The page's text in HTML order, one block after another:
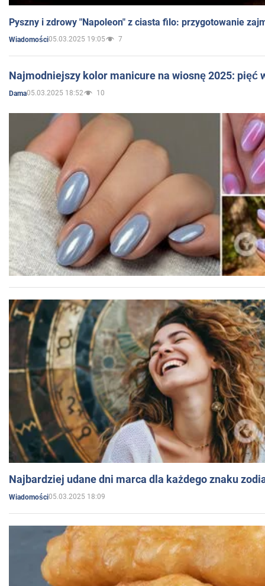
Pyszny i zdrowy "Napoleon" z ciasta filo: przygotowanie
Wiadomości05.03.2025 19:05 7
Najmodniejszy kolor manicure na wiosnę 2025: pięć
Dama05.03.2025 18:52 10
Najbardziej udane dni marca dla każdego znaku
Wiadomości05.03.2025 18:09